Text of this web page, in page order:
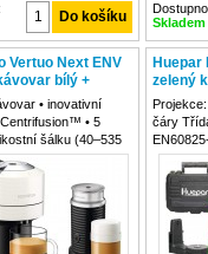
Skladem
Vertuo Next ENV
bílý +
napěňovač
• inovativní
• 5
šálku (40–535
automatické
kávovaru do 30
nastavitelného
Huepar
zelený
čáry
výkon
505-520
Rozsah